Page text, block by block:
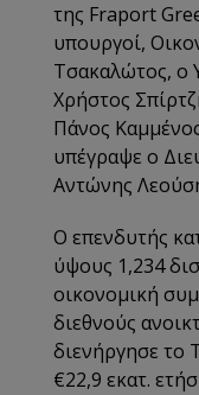
της Fraport
υπουργοί,
Τσακαλώτος, ο
Χρήστος
Πάνος
υπέγραψε ο
Αντώνης
Ο επενδυτής
ύψους 1,234
οικονομική
διεθνούς
διενήργησε το
€22,9 εκατ.